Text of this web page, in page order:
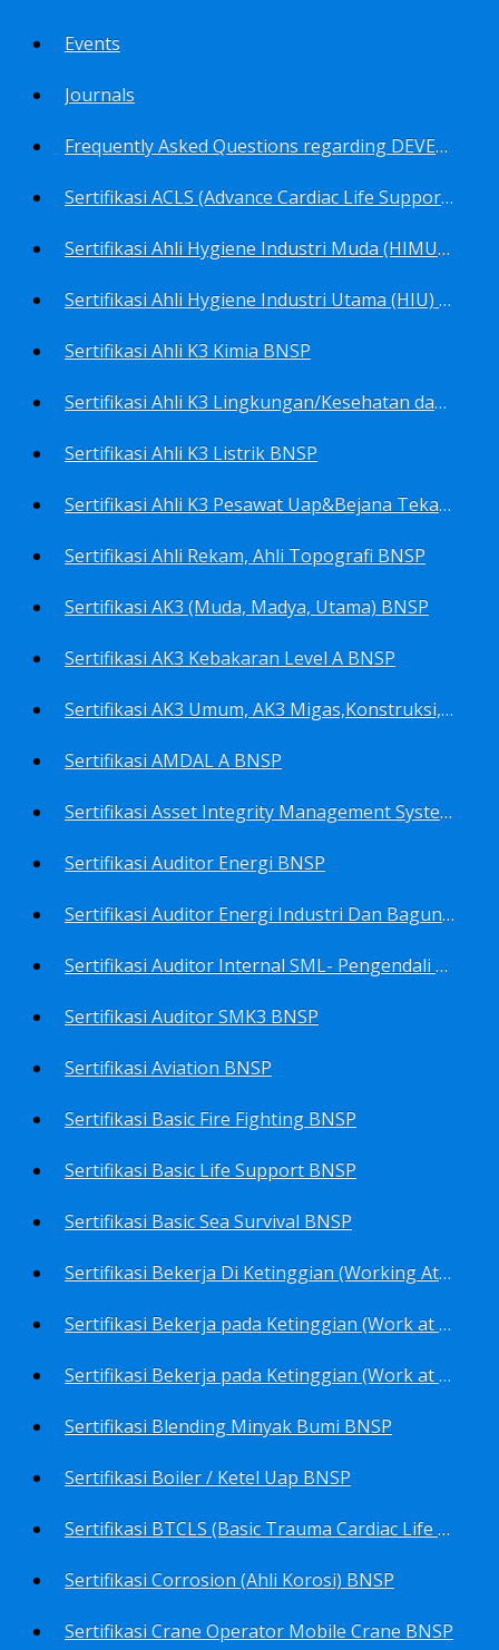
Events
Journals
Frequently Asked Questions regarding DEVELOP Training Center
Sertifikasi ACLS (Advance Cardiac Life Support) BNSP
Sertifikasi Ahli Hygiene Industri Muda (HIMU) BNSP
Sertifikasi Ahli Hygiene Industri Utama (HIU) BNSP
Sertifikasi Ahli K3 Kimia BNSP
Sertifikasi Ahli K3 Lingkungan/Kesehatan dan Keselamatan Kerja Lingkungan
Sertifikasi Ahli K3 Listrik BNSP
Sertifikasi Ahli K3 Pesawat Uap&Bejana Tekan BNSP
Sertifikasi Ahli Rekam, Ahli Topografi BNSP
Sertifikasi AK3 (Muda, Madya, Utama) BNSP
Sertifikasi AK3 Kebakaran Level A BNSP
Sertifikasi AK3 Umum, AK3 Migas,Konstruksi,Listrik&Boiler BNSP
Sertifikasi AMDAL A BNSP
Sertifikasi Asset Integrity Management System BNSP
Sertifikasi Auditor Energi BNSP
Sertifikasi Auditor Energi Industri Dan Bagunan Gedung BNSP
Sertifikasi Auditor Internal SML- Pengendali Dan Penerapan SML- Perencana SML- Manajer SML- Pengendali Dokumen SML BNSP
Sertifikasi Auditor SMK3 BNSP
Sertifikasi Aviation BNSP
Sertifikasi Basic Fire Fighting BNSP
Sertifikasi Basic Life Support BNSP
Sertifikasi Basic Sea Survival BNSP
Sertifikasi Bekerja Di Ketinggian (Working At Height) BNSP
Sertifikasi Bekerja pada Ketinggian (Work at Height)-Competency person (TKPK-TK3) BNSP
Sertifikasi Bekerja pada Ketinggian (Work at Height)-Pekerja/Standby Person (TKBT-TK2) BNSP
Sertifikasi Blending Minyak Bumi BNSP
Sertifikasi Boiler / Ketel Uap BNSP
Sertifikasi BTCLS (Basic Trauma Cardiac Life Support) BNSP
Sertifikasi Corrosion (Ahli Korosi) BNSP
Sertifikasi Crane Operator Mobile Crane BNSP